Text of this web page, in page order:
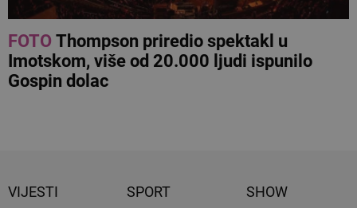
FOTOThompson priredio spektakl u
Imotskom, više od 20.000 ljudi ispunilo
Gospin dolac
VIJESTI SPORT SHOW